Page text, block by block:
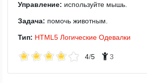
Управление: используйте мышь.
Задача: помочь животным.
Тип: HTML5 Логические Одевалки
4/5 3